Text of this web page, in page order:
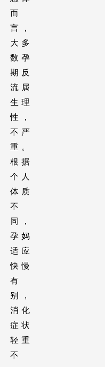
而
言，
大多
数孕
期反
流属
生理
性，
不严
重。
根据
个人
体质
不
同，
孕妈
适应
快慢
有
别，
消化
症状
轻重
不